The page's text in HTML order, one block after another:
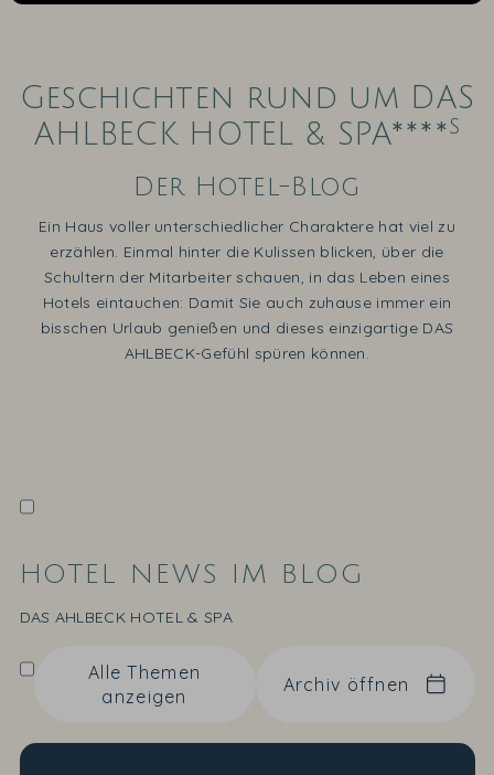
Geschichten rund um DAS
AHLBECK HOTEL & SPA****s
Der Hotel-Blog
Ein Haus voller unterschiedlicher Charaktere hat viel zu
erzählen. Einmal hinter die Kulissen blicken, über die
Schultern der Mitarbeiter schauen, in das Leben eines
Hotels eintauchen: Damit Sie auch zuhause immer ein
bisschen Urlaub genießen und dieses einzigartige DAS
AHLBECK-Gefühl spüren können.
HOTEL NEWS IM BLOG
DAS AHLBECK HOTEL & SPA
Alle Themen
anzeigen
Archiv öffnen